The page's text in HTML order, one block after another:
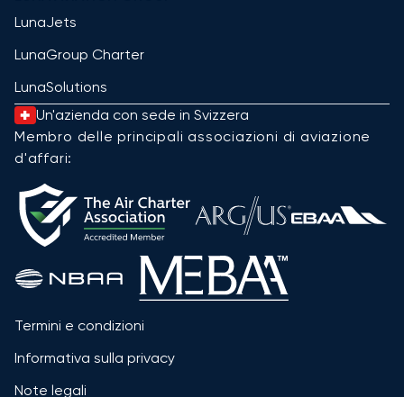
LunaJets
LunaGroup Charter
LunaSolutions
Un'azienda con sede in Svizzera
Membro delle principali associazioni di aviazione
d'affari:
Termini e condizioni
Informativa sulla privacy
Note legali